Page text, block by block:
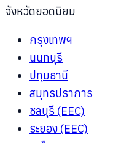
จังหวัดยอดนิยม
กรุงเทพฯ
นนทบุรี
ปทุมธานี
สมุทรปราการ
ชลบุรี (EEC)
ระยอง (EEC)